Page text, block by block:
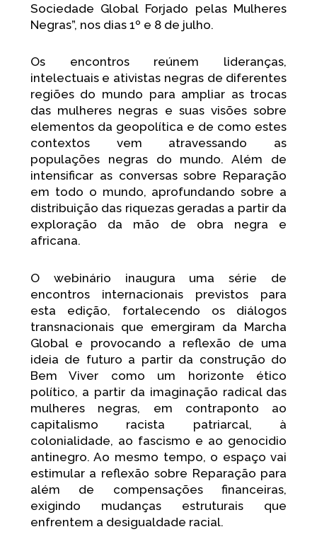
Sociedade Global Forjado pelas Mulheres
Negras”, nos dias 1º e 8 de julho.
Os encontros reúnem lideranças,
intelectuais e ativistas negras de diferentes
regiões do mundo para ampliar as trocas
das mulheres negras e suas visões sobre
elementos da geopolítica e de como estes
contextos vem atravessando as
populações negras do mundo. Além de
intensificar as conversas sobre Reparação
em todo o mundo, aprofundando sobre a
distribuição das riquezas geradas a partir da
exploração da mão de obra negra e
africana.
O webinário inaugura uma série de
encontros internacionais previstos para
esta edição, fortalecendo os diálogos
transnacionais que emergiram da Marcha
Global e provocando a reflexão de uma
ideia de futuro a partir da construção do
Bem Viver como um horizonte ético
político, a partir da imaginação radical das
mulheres negras, em contraponto ao
capitalismo racista patriarcal, à
colonialidade, ao fascismo e ao genocidio
antinegro. Ao mesmo tempo, o espaço vai
estimular a reflexão sobre Reparação para
além de compensações financeiras,
exigindo mudanças estruturais que
enfrentem a desigualdade racial.